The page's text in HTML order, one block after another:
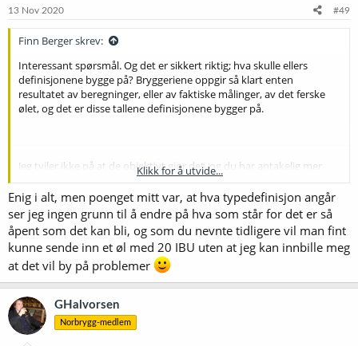
e
13 Nov 2020 #49
Finn Berger skrev:
Interessant spørsmål. Og det er sikkert riktig; hva skulle ellers
definisjonene bygge på? Bryggeriene oppgir så klart enten
resultatet av beregninger, eller av faktiske målinger, av det ferske
ølet, og det er disse tallene definisjonene bygger på.
Jeg tviler ikke på at de objektivt gjør det, og du har antakelig mer
følsomme sanser enn jeg har. (Alder er viktig her.) Jeg har ærlig talt
ikke lagt merke til noe sånt - eller tenkt på det, for den sakens skyld.
Men jeg kan teste relativt fersk pils (7 uker) mot 9 måneder gammel
snart. De har henholdsvis 38 og 40 IBU, og den ferske er såpass
gammel at den har rundet av seg skarpe kanter.
Jeg mener å ha sett at IBU er redusert til 75% av det opprinnelige
etter ett år, og da bør det begynne å bli merkbart. Men samtidig
med at det eldes, rundes ølet av, og jeg kan tenke meg at den
viktigste forskjellen jeg oppfatter mellom en helt fersk pils og en to
måneder gammel, har med det å gjøre.
Klikk for å utvide...
Enig i alt, men poenget mitt var, at hva typedefinisjon angår
ser jeg ingen grunn til å endre på hva som står for det er så
åpent som det kan bli, og som du nevnte tidligere vil man fint
kunne sende inn et øl med 20 IBU uten at jeg kan innbille meg
at det vil by på problemer
GHalvorsen
Norbrygg-medlem